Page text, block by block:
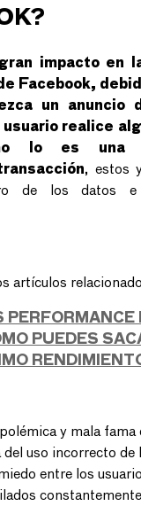
impacto en
Facebook,
un anuncio
realice
lo es una
, estos
de los datos
artículos
PERFORMANCE
PUEDES
y mala fama
del uso incorrecto
entre los